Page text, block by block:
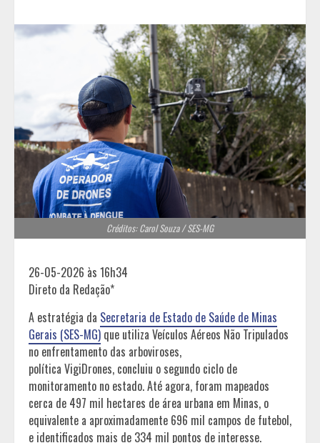
Créditos: Carol Souza / SES-MG
26-05-2026 às 16h34
Direto da Redação*
A estratégia da Secretaria de Estado de Saúde de Minas
Gerais (SES-MG) que utiliza Veículos Aéreos Não Tripulados
no enfrentamento das arboviroses,
política VigiDrones, concluiu o segundo ciclo de
monitoramento no estado. Até agora, foram mapeados
cerca de 497 mil hectares de área urbana em Minas, o
equivalente a aproximadamente 696 mil campos de futebol,
e identificados mais de 334 mil pontos de interesse.